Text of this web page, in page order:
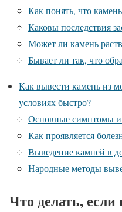
Как понять, что
Каковы последствия
Может ли камень
Бывает ли так, что
Как вывести камень из
условиях быстро?
Основные симптомы и
Как проявляется
Выведение камней в
Народные методы
Что делать,